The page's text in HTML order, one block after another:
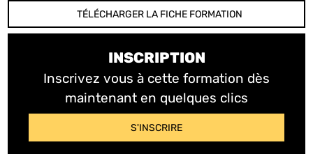
TÉLÉCHARGER LA FICHE FORMATION
INSCRIPTION
Inscrivez vous à cette formation dès
maintenant en quelques clics
S'INSCRIRE